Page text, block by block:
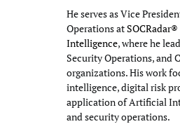
He serves as Vice
Operations at
Intelligence, where he
Security Operations, and
organizations. His work
intelligence, digital risk
application of Artificial
and security operations.